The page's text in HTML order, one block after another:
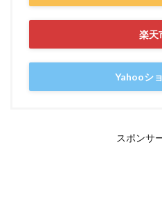
楽天
Yahooシ
スポンサ